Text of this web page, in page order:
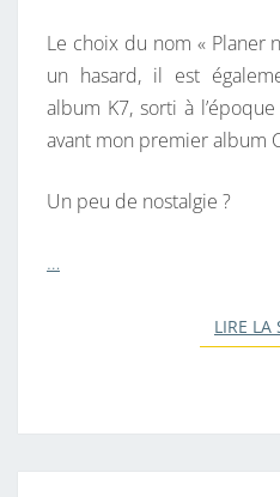
Le choix du nom « Planer
un hasard, il est
album K7, sorti à
avant mon premier album
Un peu de nostalgie ?
…
LIRE LA